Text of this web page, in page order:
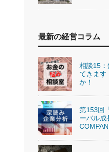
最新の経営コラム
相談15
てきます
か！
第153回
ーバル成